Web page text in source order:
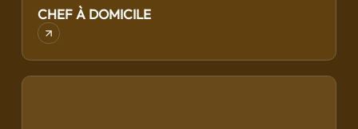
CHEF À DOMICILE